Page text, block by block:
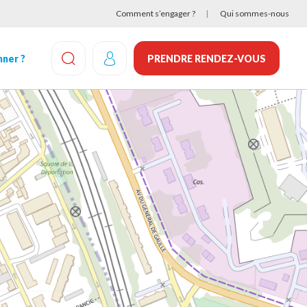
Comment s’engager ? Qui sommes-nous
?
EFFECTUEZ UNE RECHERCHE
PRENDRE RENDEZ-VOUS